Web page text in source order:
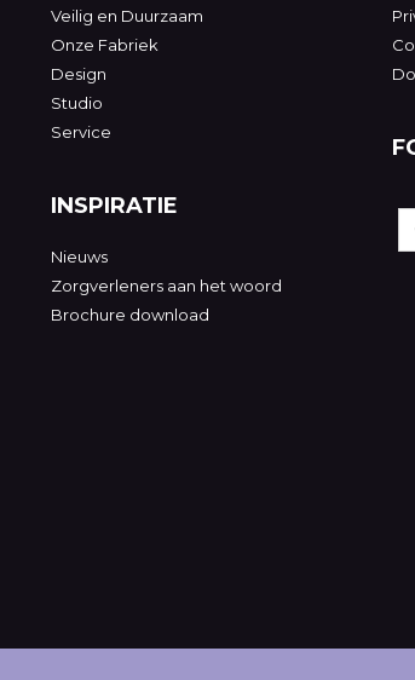
Veilig en Duurzaam
Onze Fabriek
Design
Studio
Service
INSPIRATIE
Nieuws
Zorgverleners aan het woord
Brochure download